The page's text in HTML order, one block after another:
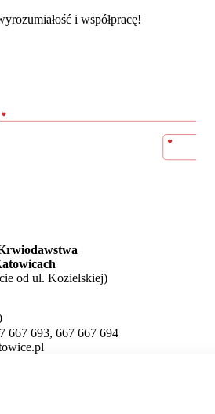
cookie i umożliwia wybór,
i współpracę!
od ul. Kozielskiej)
667 693, 667 667 694